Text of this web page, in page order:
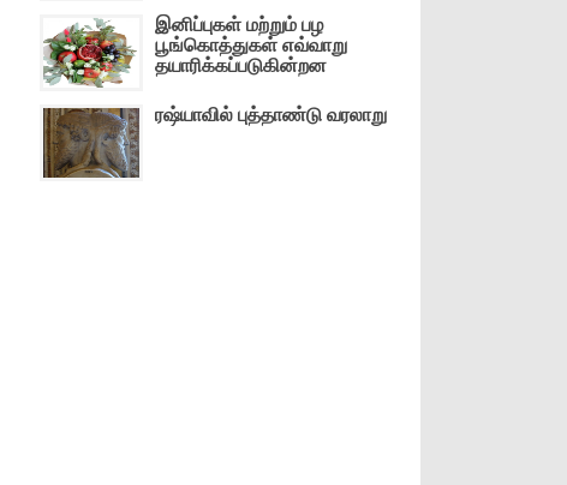
இனிப்புகள் மற்றும் பழ
பூங்கொத்துகள் எவ்வாறு
தயாரிக்கப்படுகின்றன
ரஷ்யாவில் புத்தாண்டு வரலாறு